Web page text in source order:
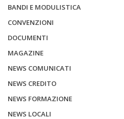
BANDI E MODULISTICA
CONVENZIONI
DOCUMENTI
MAGAZINE
NEWS COMUNICATI
NEWS CREDITO
NEWS FORMAZIONE
NEWS LOCALI